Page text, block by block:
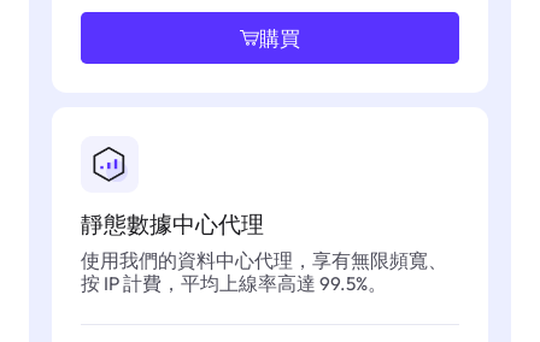
購買
靜態數據中心代理
使用我們的資料中心代理，享有無限頻寬、
按 IP 計費，平均上線率高達 99.5%。